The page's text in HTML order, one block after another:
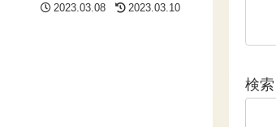
2023.03.08 2023.03.10
検索